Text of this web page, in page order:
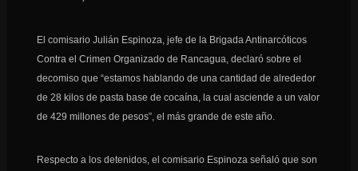
El comisario Julián Espinoza, jefe de la Brigada Antinarcóticos
Contra el Crimen Organizado de Rancagua, declaró sobre el
decomiso que “estamos hablando de una cantidad de alrededor
de 28 kilos de pasta base de cocaína, la cual asciende a un valor
de 429 millones de pesos”, el más grande de este año.
Respecto a los detenidos, el comisario Espinoza señaló que son